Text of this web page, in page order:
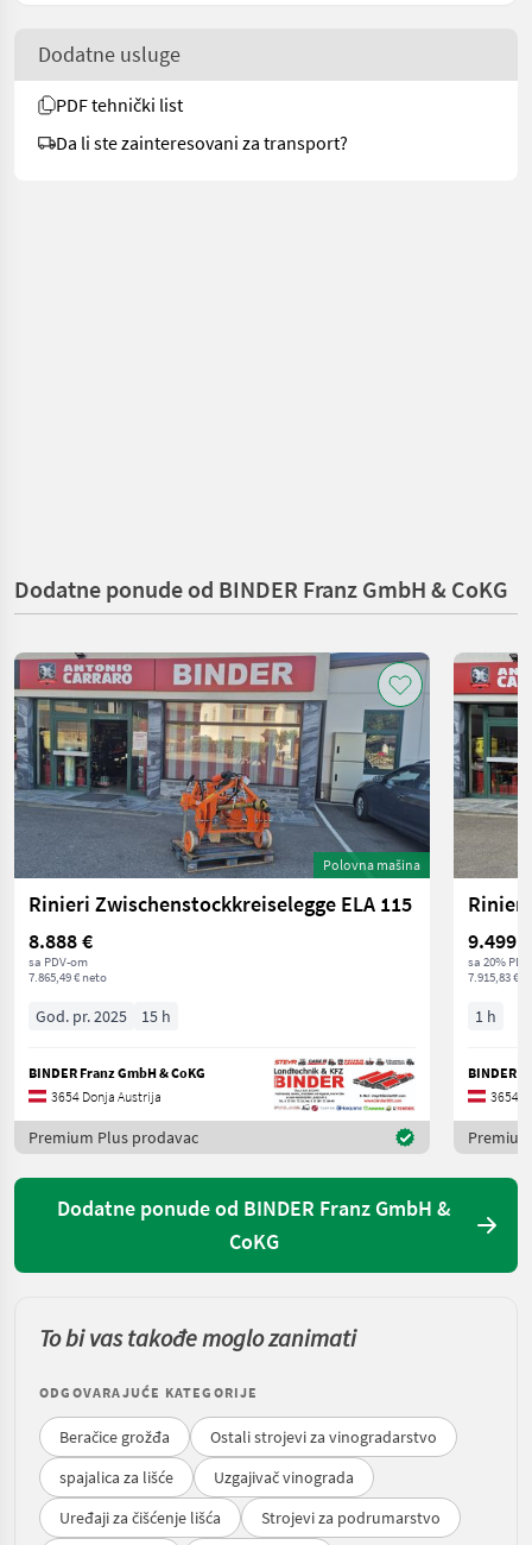
Dodatne usluge
PDF tehnički list
Da li ste zainteresovani za transport?
Dodatne ponude od BINDER Franz GmbH & CoKG
Polovna mašina
Rinieri Zwischenstockkreiselegge ELA 115
8.888 €
sa PDV-om
7.865,49 € neto
God. pr. 2025 15 h
BINDER Franz GmbH & CoKG
3654 Donja Austrija
Premium Plus prodavac
9.499 €
sa 20%
7.915,83 €
1 h
BINDER
3654
Dodatne ponude od BINDER Franz GmbH &
CoKG
To bi vas takođe moglo zanimati
ODGOVARAJUĆE KATEGORIJE
Beračice grožđa
Ostali strojevi za vinogradarstvo
spajalica za lišće
Uzgajivač vinograda
Uređaji za čišćenje lišća
Strojevi za podrumarstvo